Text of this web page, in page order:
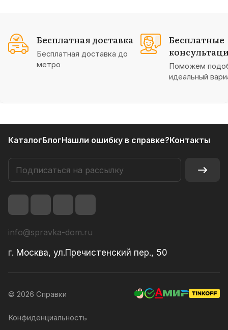
Бесплатная доставка
Бесплатная доставка до
метро
Бесплатные
Поможем
идеальный
КаталогБлогНашли ошибку в справке?Контакты
info@spravka-dom.ru
г. Москва, ул.Пречистенский пер., 50
© 2026 Справки
Конфиденциальность